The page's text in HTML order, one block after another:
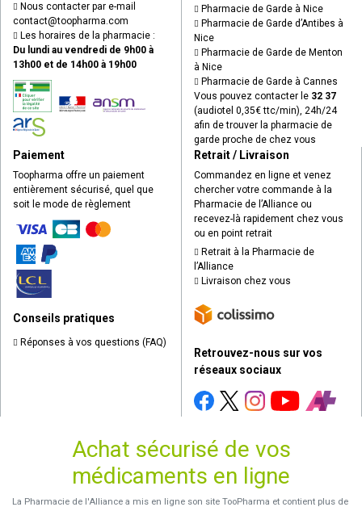
Nous contacter par e-mail
contact@toopharma.com
Les horaires de la pharmacie :
Du lundi au vendredi de 9h00 à
13h00 et de 14h00 à 19h00
Pharmacie de Garde à Nice
Pharmacie de Garde d’Antibes à
Nice
Pharmacie de Garde de Menton
à Nice
Pharmacie de Garde à Cannes
Vous pouvez contacter le 32 37
(audiotel 0,35€ ttc/min), 24h/24
afin de trouver la pharmacie de
garde proche de chez vous
Paiement
Toopharma offre un paiement
entièrement sécurisé, quel que
soit le mode de règlement
Conseils pratiques
Réponses à vos questions (FAQ)
Retrait / Livraison
Commandez en ligne et venez
chercher votre commande à la
Pharmacie de l’Alliance ou
recevez-là rapidement chez vous
ou en point retrait
Retrait à la Pharmacie de
l’Alliance
Livraison chez vous
Retrouvez-nous sur vos
réseaux sociaux
Achat sécurisé de vos
médicaments en ligne
La Pharmacie de l'Alliance a mis en ligne son site TooPharma et contient plus de